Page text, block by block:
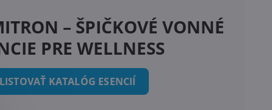
– ŠPIČKOVÉ VONNÉ
PRE WELLNESS
KATALÓG ESENCIÍ